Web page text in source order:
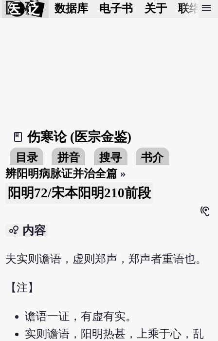
医 砭 数据库 电子书 关于 联络我
menu
book_2
伤寒论 (医宗金鉴)
目录 拼音 搜寻
书介
辨阳明病脉证并治全篇 »
阳明72/宋本阳明210前段
hearing
bubble_chart 内容
夫实则谵语，虚则郑声，郑声者重语也。
【注】
谵语一证，有虚有实。
实则谵语，阳明热甚，上乘于心，乱